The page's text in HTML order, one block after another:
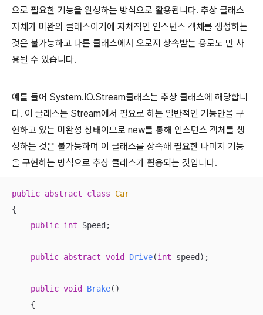
으로 필요한 기능을 완성하는 방식으로 활용됩니다. 추상 클래스
자체가 미완의 클래스이기에 자체적인 인스턴스 객체를 생성하는
것은 불가능하고 다른 클래스에서 오로지 상속받는 용로도 만 사
용될 수 있습니다.
예를 들어 System.IO.Stream클래스는 추상 클래스에 해당합니
다. 이 클래스는 Stream에서 필요로 하는 일반적인 기능만을 구
현하고 있는 미완성 상태이므로 new를 통해 인스턴스 객체를 생
성하는 것은 불가능하며 이 클래스를 상속해 필요한 나머지 기능
을 구현하는 방식으로 추상 클래스가 활용되는 것입니다.
public abstract class
Car
{
public int Speed;
public abstract void Drive(int speed) ;
public void Brake()
{